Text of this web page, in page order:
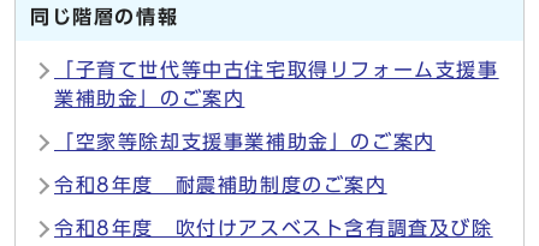
同じ階層の情報
「子育て世代等中古住宅取得リフォーム支援事
業補助金」のご案内
「空家等除却支援事業補助金」のご案内
令和8年度 耐震補助制度のご案内
令和8年度 吹付けアスベスト含有調査及び除